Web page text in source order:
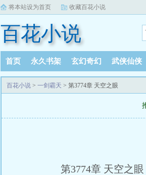
将本站设为首页 收藏百花小说
百花小说
首页 永久书架 玄幻奇幻 武侠仙侠
百花小说 > 一剑霸天 > 第3774章 天空之眼
第3774章 天空之眼